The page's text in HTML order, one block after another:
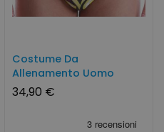
Costume Da
Allenamento Uomo
GRAFFITI By...
34,90 €